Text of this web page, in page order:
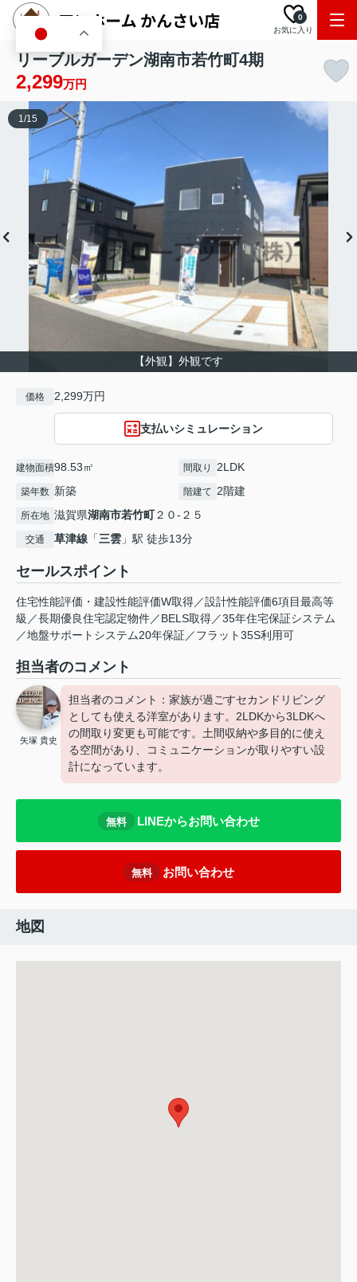
お気に入り
0
リーブルガーデン湖南市若竹町4期
2,299万円
【外観】外観です
1/15
価格 2,299万円
支払いシミュレーション
建物面積98.53㎡ 間取り 2LDK
築年数 新築 階建て 2階建
所在地 滋賀県湖南市若竹町２０-２５
交通 草津線 「三雲 」駅 徒歩13分
セールスポイント
住宅性能評価・建設性能評価W取得／設計性能評価6項目最高等
級／長期優良住宅認定物件／BELS取得／35年住宅保証システム
／地盤サポートシステム20年保証／フラット35S利用可
担当者のコメント
矢塚 貴史
担当者のコメント：家族が過ごすセカンドリビング
としても使える洋室があります。2LDKから3LDKへ
の間取り変更も可能です。土間収納や多目的に使え
る空間があり、コミュニケーションが取りやすい設
計になっています。
無料 LINEからお問い合わせ
無料 お問い合わせ
地図